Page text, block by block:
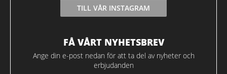
TILL VÅR INSTAGRAM
FÅ VÅRT NYHETSBREV
Ange din e-post nedan för att ta del av nyheter och
erbjudanden